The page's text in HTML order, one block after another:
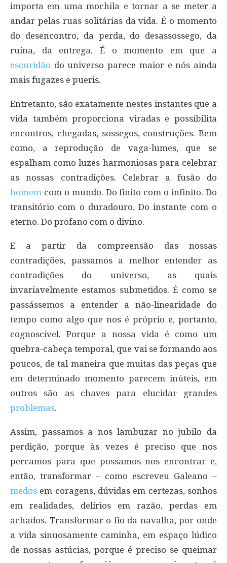
importa em uma mochila e tornar a se meter a
andar pelas ruas solitárias da vida. É o momento
do desencontro, da perda, do desassossego, da
ruína, da entrega. É o momento em que a
escuridão do universo parece maior e nós ainda
mais fugazes e pueris.
Entretanto, são exatamente nestes instantes que a
vida também proporciona viradas e possibilita
encontros, chegadas, sossegos, construções. Bem
como, a reprodução de vaga-lumes, que se
espalham como luzes harmoniosas para celebrar
as nossas contradições. Celebrar a fusão do
homem com o mundo. Do finito com o infinito. Do
transitório com o duradouro. Do instante com o
eterno. Do profano com o divino.
E a partir da compreensão das nossas
contradições, passamos a melhor entender as
contradições do universo, as quais
invariavelmente estamos submetidos. É como se
passássemos a entender a não-linearidade do
tempo como algo que nos é próprio e, portanto,
cognoscível. Porque a nossa vida é como um
quebra-cabeça temporal, que vai se formando aos
poucos, de tal maneira que muitas das peças que
em determinado momento parecem inúteis, em
outros são as chaves para elucidar grandes
problemas.
Assim, passamos a nos lambuzar no jubilo da
perdição, porque às vezes é preciso que nos
percamos para que possamos nos encontrar e,
então, transformar – como escreveu Galeano –
medos em coragens, dúvidas em certezas, sonhos
em realidades, delírios em razão, perdas em
achados. Transformar o fio da navalha, por onde
a vida sinuosamente caminha, em espaço lúdico
de nossas astúcias, porque é preciso se queimar